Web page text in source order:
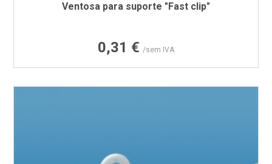
Ventosa para suporte "Fast clip"
Preço
0,31 € /sem IVA